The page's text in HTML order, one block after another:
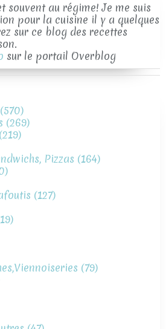
souvent au régime! Je me suis
pour la cuisine il y a quelques
sur ce blog des recettes
sur le portail Overblog
(570)
(269)
Pizzas (164)
(127)
(79)